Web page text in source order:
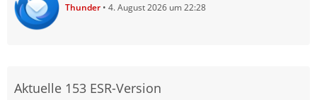
Thunder 4. August 2026 um 22:28
Aktuelle 153 ESR-Version